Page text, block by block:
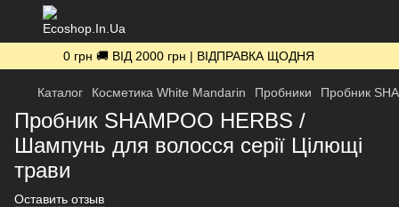
0 грн 🚚 ВІД 2000 грн | ВІДПРАВКА ЩОДНЯ
Каталог Косметика White Mandarin Пробники Пробник
Пробник SHAMPOO HERBS /
Шампунь для волосся серії Цілющі
трави
Оставить отзыв